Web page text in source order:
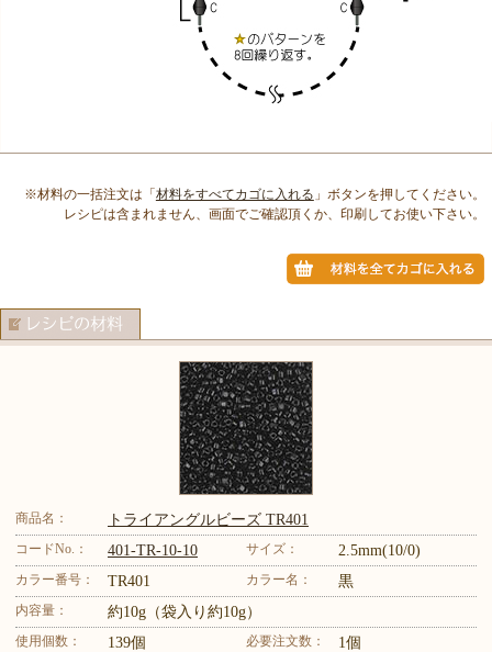
※材料の一括注文は「材料をすべてカゴに入れる 」ボタンを押してください。
レシピは含まれません、画面でご確認頂くか、印刷してお使い下さい。
商品名： トライアングルビーズ TR401
コードNo.： 401-TR-10-10 サイズ： 2.5mm(10/0)
カラー番号： TR401 カラー名： 黒
内容量： 約10g（袋入り約10g）
使用個数： 139個 必要注文数： 1個